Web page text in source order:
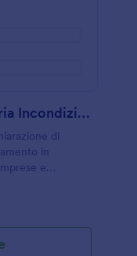
Dichiarazione Di Liberatoria Incondizionata Per Pagamento In Acconto
di
in
e
e l’invio del